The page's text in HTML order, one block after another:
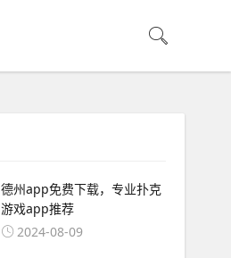
德州app免费下载，专业扑克
游戏app推荐
2024-08-09